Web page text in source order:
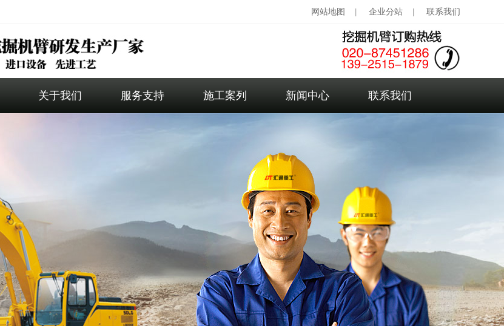
网站地图 企业分站 联系我们
关于我们 服务支持 施工案列 新闻中心 联系我们